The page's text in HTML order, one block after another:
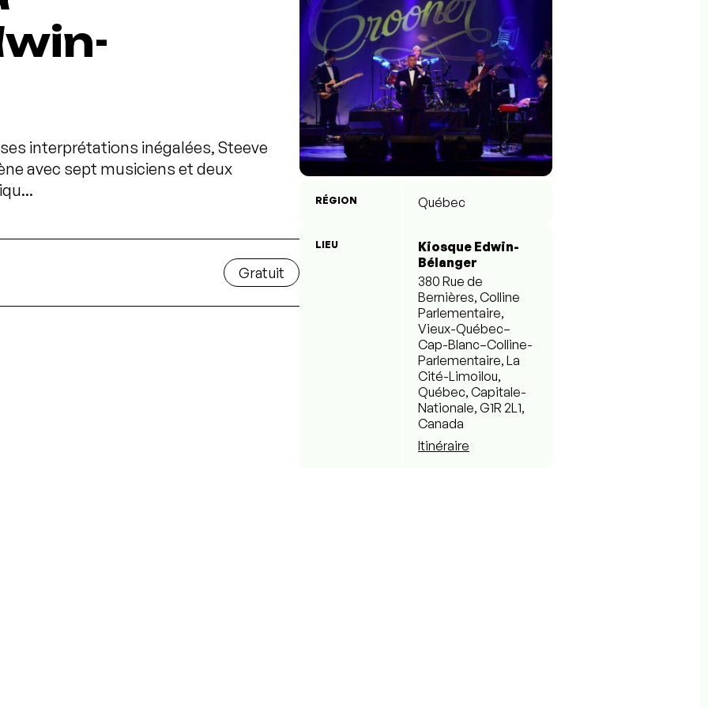
interprétations inégalées, Steeve
avec sept musiciens et deux
Gratuit
RÉGION Québec
LIEU
Kiosque Edwin-
Bélanger
380 Rue de
Bernières, Colline
Parlementaire,
Vieux-Québec–
Cap-Blanc–Colline-
Parlementaire, La
Cité-Limoilou,
Québec, Capitale-
Nationale, G1R 2L1,
Canada
Itinéraire